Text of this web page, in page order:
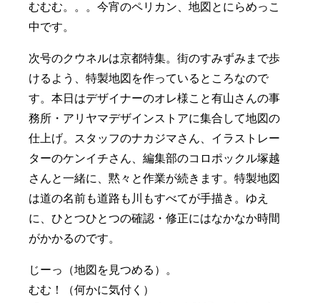
むむむ。。。今宵のペリカン、地図とにらめっこ
中です。
次号のクウネルは京都特集。街のすみずみまで歩
けるよう、特製地図を作っているところなので
す。本日はデザイナーのオレ様こと有山さんの事
務所・アリヤマデザインストアに集合して地図の
仕上げ。スタッフのナカジマさん、イラストレー
ターのケンイチさん、編集部のコロポックル塚越
さんと一緒に、黙々と作業が続きます。特製地図
は道の名前も道路も川もすべてが手描き。ゆえ
に、ひとつひとつの確認・修正にはなかなか時間
がかかるのです。
じーっ（地図を見つめる）。
むむ！（何かに気付く）